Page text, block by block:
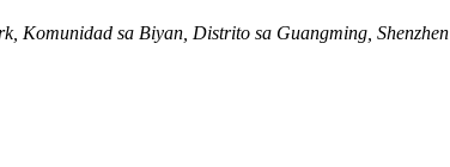
Komunidad sa Biyan, Distrito sa Guangming, Shenzhen